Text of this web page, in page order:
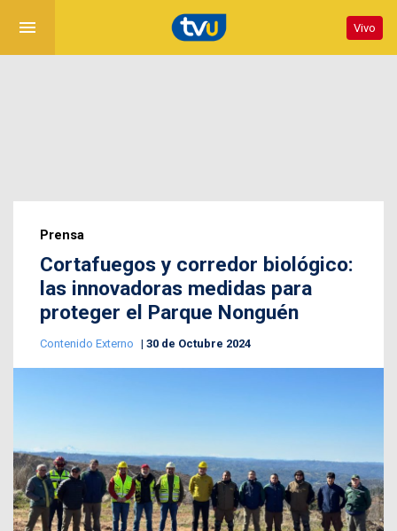
menu Vivo
Prensa
Cortafuegos y corredor biológico:
las innovadoras medidas para
proteger el Parque Nonguén
Contenido Externo 30 de Octubre 2024